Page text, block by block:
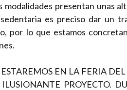
modalidades presentan unas
es preciso dar un
por lo que estamos
EN LA FERIA
PROYECTO.